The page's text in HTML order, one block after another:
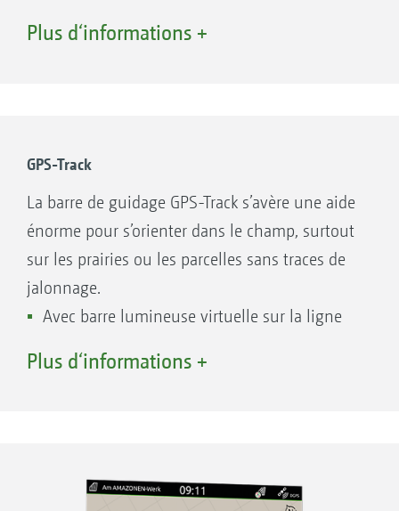
GPS-Track
Vos avantages grâce à l’AmaPilot
Repose-main réglable
Plus d‘informations +
GPS-Track
La barre de guidage GPS-Track s’avère une aide
énorme pour s’orienter dans le champ, surtout
sur les prairies ou les parcelles sans traces de
jalonnage.
Avec barre lumineuse virtuelle sur la ligne
Coupure automatique de jalonnage via GPS
En standard pour AmaPad 2
Plus d‘informations +